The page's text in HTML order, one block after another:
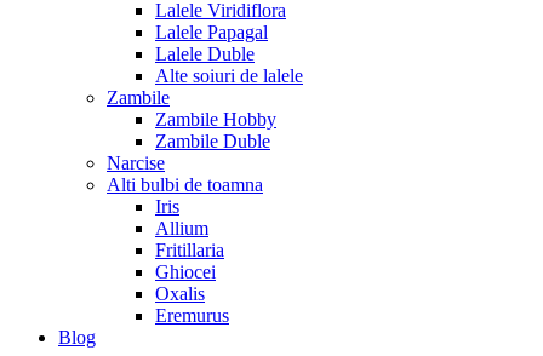
Lalele Viridiflora
Lalele Papagal
Lalele Duble
Alte soiuri de lalele
Zambile
Zambile Hobby
Zambile Duble
Narcise
Alti bulbi de toamna
Iris
Allium
Fritillaria
Ghiocei
Oxalis
Eremurus
Blog